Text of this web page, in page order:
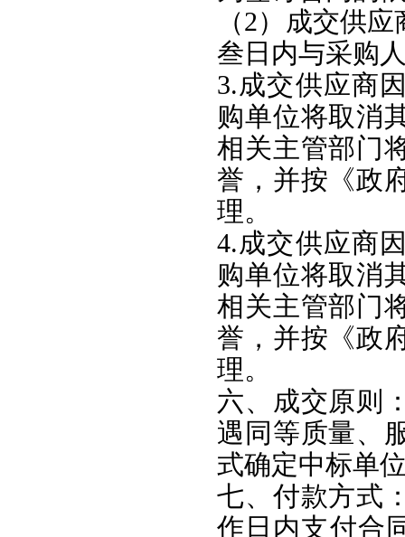
（2）成交供
叁日内与采购
3.成交供应商
购单位将取消
相关主管部门
誉，并按《政
理。
4.成交供应商
购单位将取消
相关主管部门
誉，并按《政
理。
六、成交原则
遇同等质量、
式确定中标单
七、付款方式
作日内支付合